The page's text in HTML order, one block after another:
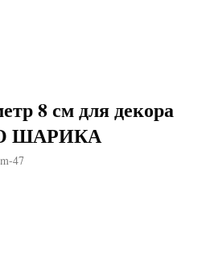
8 см для декора
ШАРИКА
47